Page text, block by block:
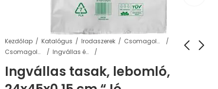
Kezdőlap Katalógus Irodaszerek
Csomagolás, tárolás
Csomagoló tasakok, táskák
Ingvállas és füles tasakok, kiegészítők
Ingvállas tasak, lebomló,